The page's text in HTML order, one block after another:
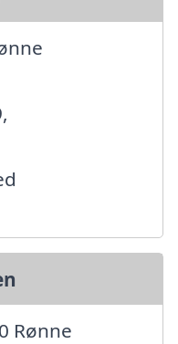
Rønne